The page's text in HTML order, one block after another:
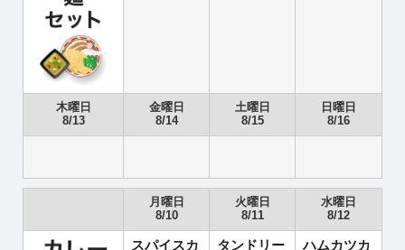
木曜日
8/13
金曜日
8/14
土曜日
8/15
日曜日
8/16
月曜日
8/10
火曜日
8/11
水曜日
8/12
スパイスカ
タンドリー
ハムカツカ